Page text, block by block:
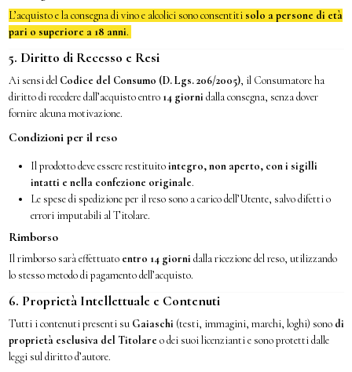
L’acquisto e la consegna di vino e alcolici sono consentiti solo a persone di età
pari o superiore a 18 anni.
5. Diritto di Recesso e Resi
Ai sensi del Codice del Consumo (D. Lgs. 206/2005), il Consumatore ha
diritto di recedere dall’acquisto entro 14 giorni dalla consegna, senza dover
fornire alcuna motivazione.
Condizioni per il reso
Il prodotto deve essere restituitointegro, non aperto, con i sigilli
intatti e nella confezione originale.
Le spese di spedizione per il reso sono a carico dell’Utente, salvo difetti o
errori imputabili al Titolare.
Rimborso
Il rimborso sarà effettuato entro 14 giorni dalla ricezione del reso, utilizzando
lo stesso metodo di pagamento dell’acquisto.
6. Proprietà Intellettuale e Contenuti
Tutti i contenuti presenti su Gaiaschi (testi, immagini, marchi, loghi) sono di
proprietà esclusiva del Titolare o dei suoi licenzianti e sono protetti dalle
leggi sul diritto d’autore.